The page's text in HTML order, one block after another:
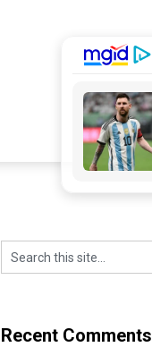
Recent Comments